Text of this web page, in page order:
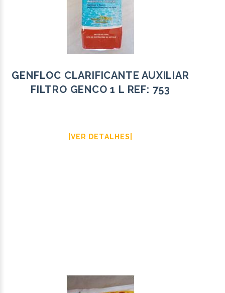
GENFLOC CLARIFICANTE AUXILIAR
FILTRO GENCO 1 L REF: 753
|VER DETALHES|